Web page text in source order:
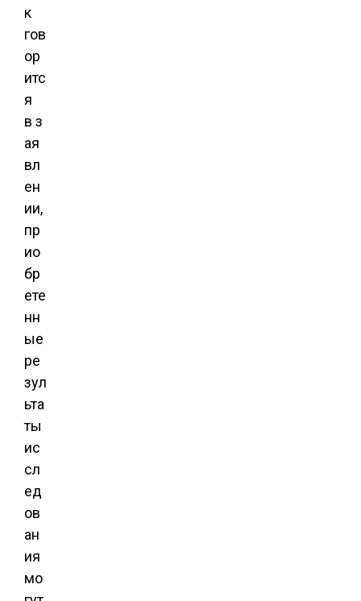
к
гов
ор
итс
я
в з
ая
вл
ен
ии,
пр
ио
бр
ете
нн
ые
ре
зул
ьта
ты
ис
сл
ед
ов
ан
ия
мо